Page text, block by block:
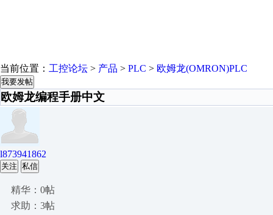
当前位置： 工控论坛 > 产品 > PLC > 欧姆龙(OMRON)PLC
我要发帖
欧姆龙编程手册中文
l873941862
关注 私信
精华：0帖
求助：3帖